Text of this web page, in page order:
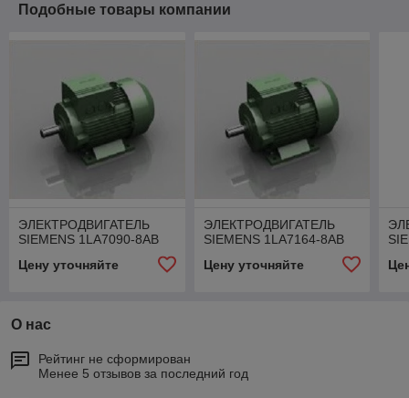
Подобные товары компании
ЭЛЕКТРОДВИГАТЕЛЬ
SIEMENS 1LA7090-8AB
Цену уточняйте
ЭЛЕКТРОДВИГАТЕЛЬ
SIEMENS 1LA7164-8АB
Цену уточняйте
О нас
Рейтинг не сформирован
Менее 5 отзывов за последний год